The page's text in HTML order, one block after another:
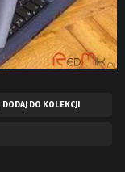
DODAJ DO KOLEKCJI